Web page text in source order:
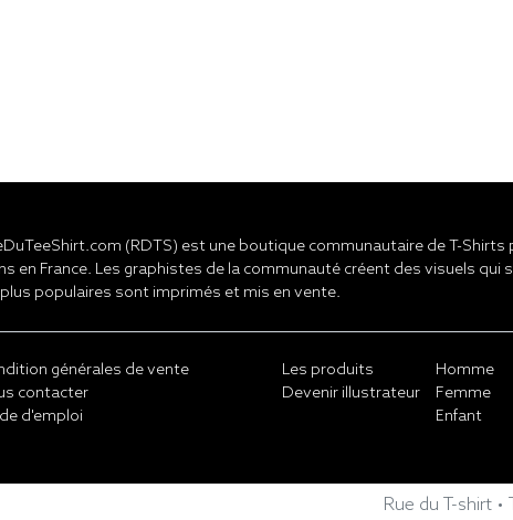
(RDTS) est une boutique communautaire de T-
en France. Les graphistes de la communauté créent des visuels
populaires sont imprimés et mis en vente.
générales de vente
contacter
d'emploi
Les produits
Devenir illustrateur
Homme
Femme
Enfant
Rue du T-shirt